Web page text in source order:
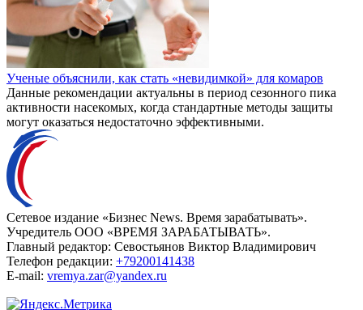
Ученые объяснили, как стать «невидимкой» для комаров
Данные рекомендации актуальны в период сезонного пика
активности насекомых, когда стандартные методы защиты
могут оказаться недостаточно эффективными.
Сетевое издание «Бизнес News. Время зарабатывать».
Учредитель ООО «ВРЕМЯ ЗАРАБАТЫВАТЬ».
Главный редактор: Севостьянов Виктор Владимирович
Телефон редакции: +79200141438
E-mail: vremya.zar@yandex.ru